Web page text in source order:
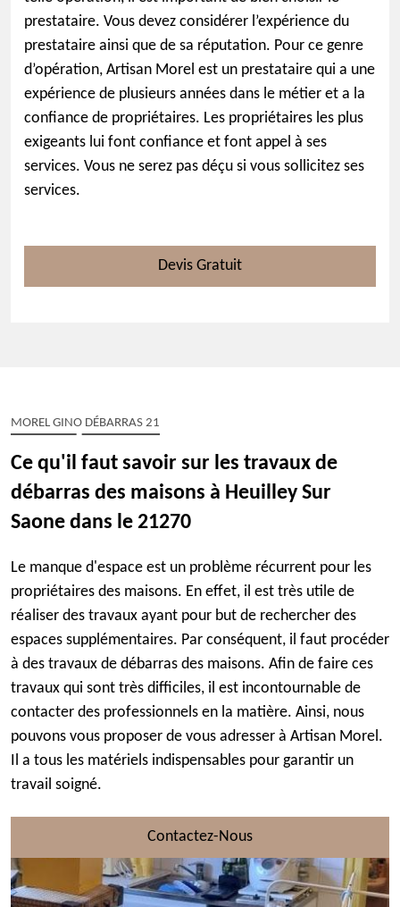
prestataire. Vous devez considérer l’expérience du
prestataire ainsi que de sa réputation. Pour ce genre
d’opération, Artisan Morel est un prestataire qui a une
expérience de plusieurs années dans le métier et a la
confiance de propriétaires. Les propriétaires les plus
exigeants lui font confiance et font appel à ses
services. Vous ne serez pas déçu si vous sollicitez ses
services.
Devis Gratuit
MOREL GINO DÉBARRAS 21
Ce qu'il faut savoir sur les travaux de
débarras des maisons à Heuilley Sur
Saone dans le 21270
Le manque d'espace est un problème récurrent pour les
propriétaires des maisons. En effet, il est très utile de
réaliser des travaux ayant pour but de rechercher des
espaces supplémentaires. Par conséquent, il faut procéder
à des travaux de débarras des maisons. Afin de faire ces
travaux qui sont très difficiles, il est incontournable de
contacter des professionnels en la matière. Ainsi, nous
pouvons vous proposer de vous adresser à Artisan Morel.
Il a tous les matériels indispensables pour garantir un
travail soigné.
Contactez-Nous